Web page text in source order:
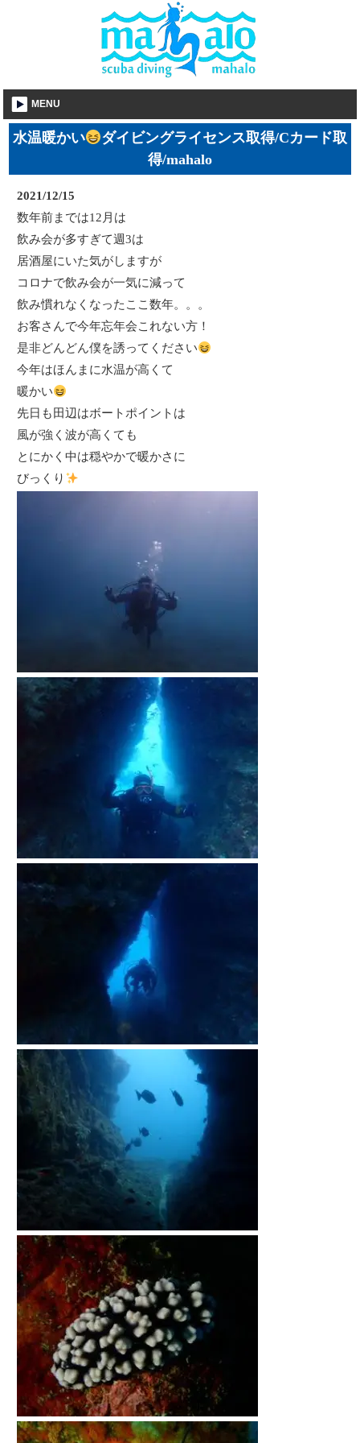
MENU
水温暖かい
ダイビングライセンス取得/Cカード取
得/mahalo
2021/12/15
数年前までは12月は
飲み会が多すぎて週3は
居酒屋にいた気がしますが
コロナで飲み会が一気に減って
飲み慣れなくなったここ数年。。。
お客さんで今年忘年会これない方！
是非どんどん僕を誘ってください
今年はほんまに水温が高くて
暖かい
先日も田辺はボートポイントは
風が強く波が高くても
とにかく中は穏やかで暖かさに
びっくり